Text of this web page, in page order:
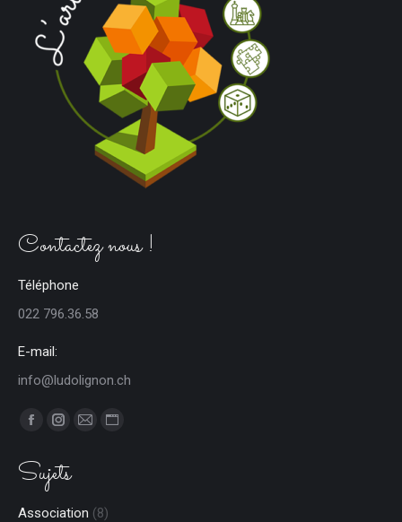
Contactez nous !
Téléphone
022 796.36.58
E-mail:
info@ludolignon.ch
Trouvez nous sur :
Facebook
opens
Instagram
opens
E-
Site
Sujets
Association (8)